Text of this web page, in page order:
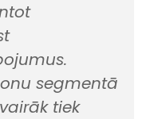
segmentā
tiek